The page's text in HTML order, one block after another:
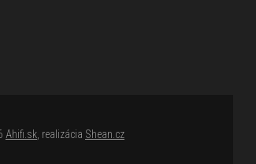
Ahifi.sk, realizácia Shean.cz